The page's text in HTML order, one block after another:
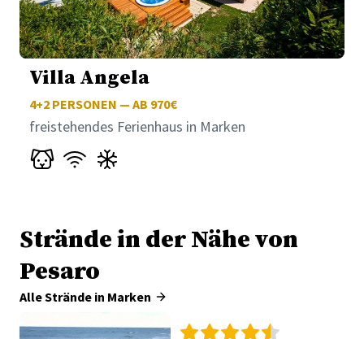
Villa Angela
4+2 PERSONEN — AB 970€
freistehendes Ferienhaus in Marken
Strände in der Nähe von
Pesaro
Alle Strände in Marken